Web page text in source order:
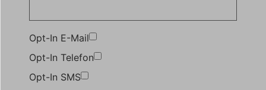
Opt-In E-Mail
Opt-In Telefon
Opt-In SMS